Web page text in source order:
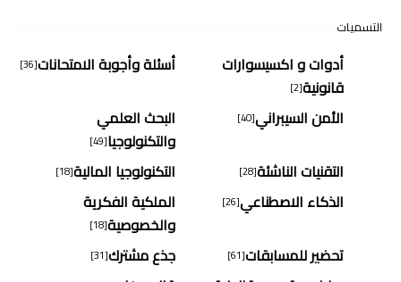
التسميات
أدوات و اكسيسوارات
قانونية[2]
أسئلة وأجوبة الامتحانات[36]
الأمن السيبراني[40]
البحث العلمي
والتكنولوجيا[49]
التقنيات الناشئة[28] التكنولوجيا المالية[18]
الذكاء الاصطناعي[26]
الملكية الفكرية
والخصوصية[18]
تحضير للمسابقات[61] جذع مشترك[31]